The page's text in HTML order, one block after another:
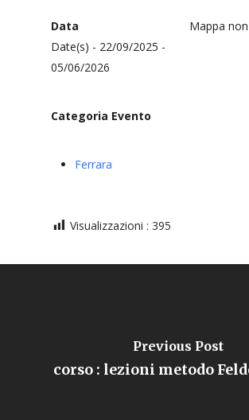
Mappa
Data
Date(s) - 22/09/2025 -
05/06/2026
Categoria Evento
Ferrara
Visualizzazioni : 395
Previous Post
corso : lezioni metodo